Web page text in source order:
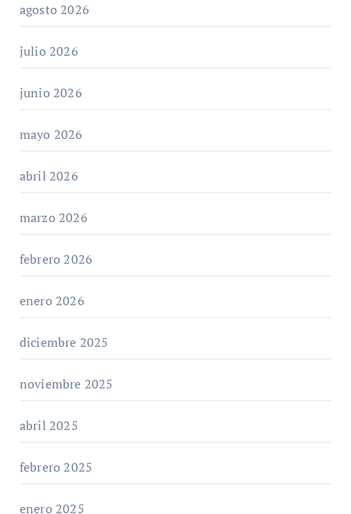
agosto 2026
julio 2026
junio 2026
mayo 2026
abril 2026
marzo 2026
febrero 2026
enero 2026
diciembre 2025
noviembre 2025
abril 2025
febrero 2025
enero 2025